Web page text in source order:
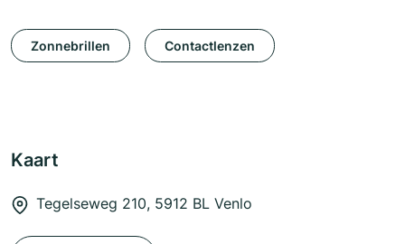
Zonnebrillen Contactlenzen
Kaart
Tegelseweg 210, 5912 BL Venlo